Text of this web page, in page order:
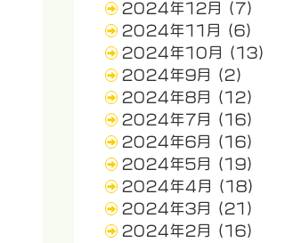
2024年12月
(7)
2024年11月
(6)
2024年10月
(13)
2024年9月
(2)
2024年8月
(12)
2024年7月
(16)
2024年6月
(16)
2024年5月
(19)
2024年4月
(18)
2024年3月
(21)
2024年2月
(16)